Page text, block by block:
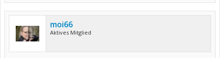
moi66
Aktives Mitglied